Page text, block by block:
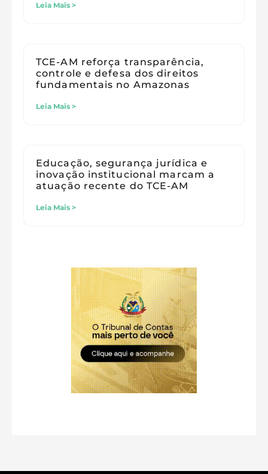
Leia Mais >
TCE-AM reforça transparência,
controle e defesa dos direitos
fundamentais no Amazonas
Leia Mais >
Educação, segurança jurídica e
inovação institucional marcam a
atuação recente do TCE-AM
Leia Mais >